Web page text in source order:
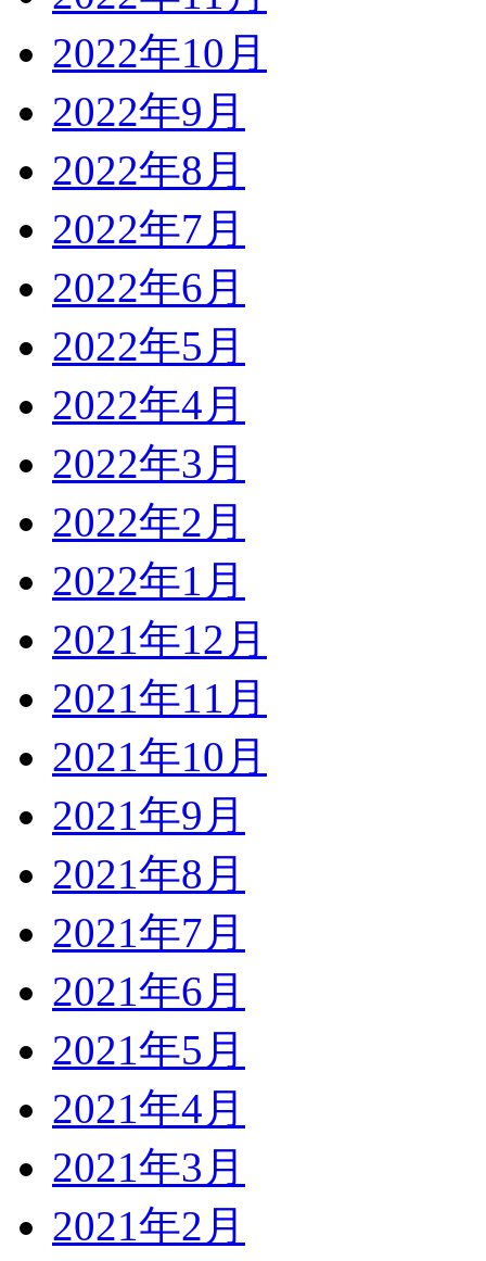
2022年10月
2022年9月
2022年8月
2022年7月
2022年6月
2022年5月
2022年4月
2022年3月
2022年2月
2022年1月
2021年12月
2021年11月
2021年10月
2021年9月
2021年8月
2021年7月
2021年6月
2021年5月
2021年4月
2021年3月
2021年2月